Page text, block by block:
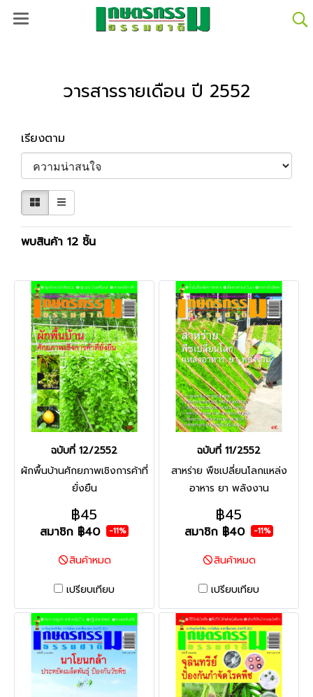
วารสารรายเดือน ปี 2552
เรียงตาม
พบสินค้า 12 ชิ้น
ฉบับที่ 12/2552
ผักพื้นบ้านศักยภาพเชิงการค้าที่
ยั่งยืน
฿45
สมาชิก ฿40 -11%
สินค้าหมด
เปรียบเทียบ
ฉบับที่ 11/2552
สาหร่าย พืชเปลี่ยนโลกแหล่ง
อาหาร ยา พลังงาน
฿45
สมาชิก ฿40 -11%
สินค้าหมด
เปรียบเทียบ